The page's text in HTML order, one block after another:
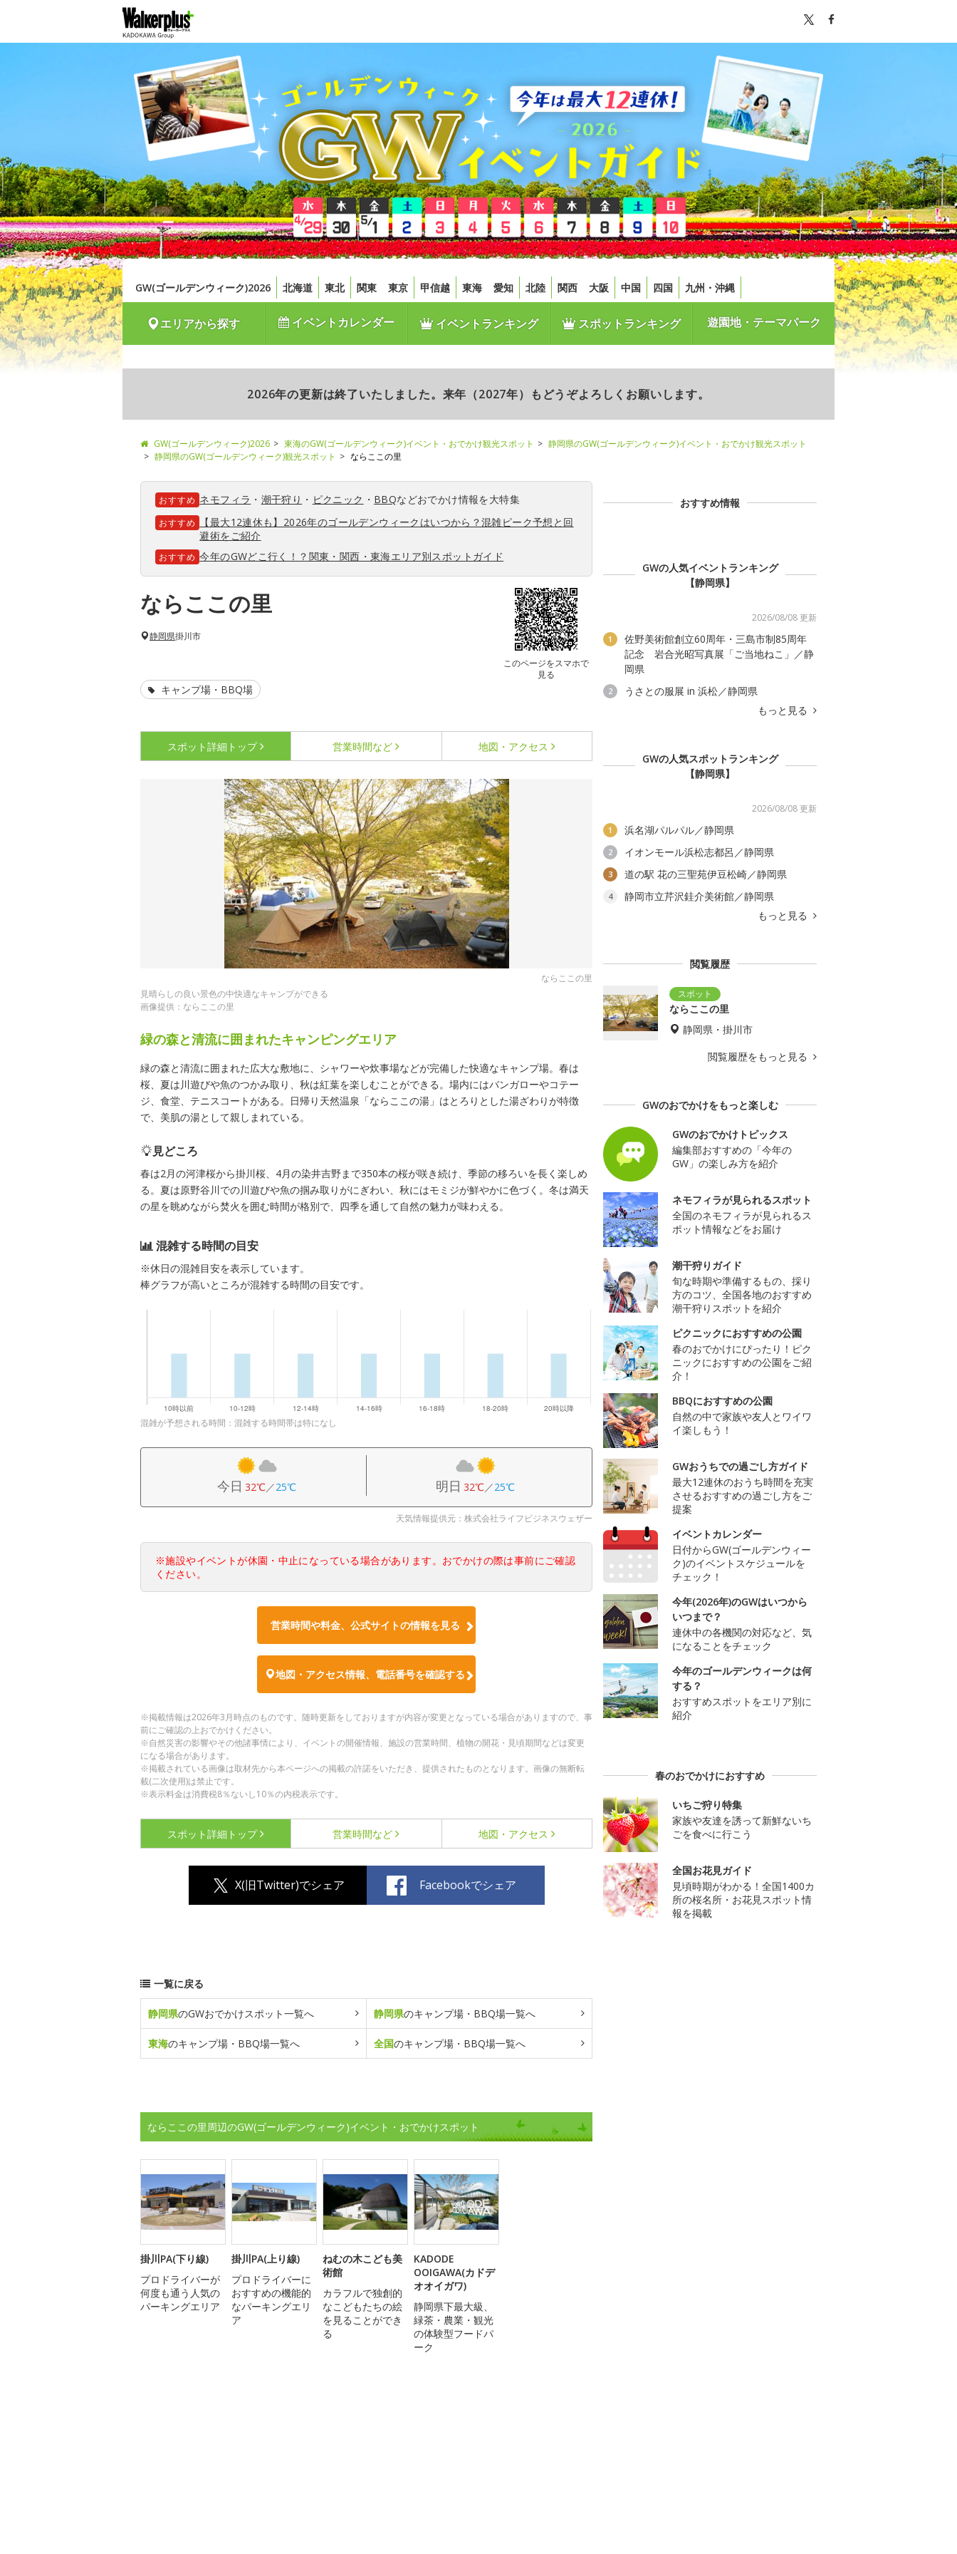
GW(ゴールデンウィーク)2026 北海道 東北 関東 東京 甲信越 東海 愛知 北陸 関西 大阪 中国 四国 九州・沖縄
エリアから探す イベントカレンダー イベントランキング スポットランキング 遊園地・テーマパーク
2026年の更新は終了いたしました。来年（2027年）もどうぞよろしくお願いします。
GW(ゴールデンウィーク)2026 東海のGW(ゴールデンウィーク)イベント・おでかけ観光スポット
静岡県のGW(ゴールデンウィーク)イベント・おでかけ観光スポット
静岡県のGW(ゴールデンウィーク)観光スポット
ならここの里
おすすめ ネモフィラ ・ 潮干狩り ・ ピクニック ・ BBQなどおでかけ情報を大特集
おすすめ
【最大12連休も】2026年のゴールデンウィークはいつから？混雑ピーク予想と回
避術をご紹介
おすすめ 今年のGWどこ行く！？関東・関西・東海エリア別スポットガイド
ならここの里
このページをスマホで
見る
静岡県掛川市
キャンプ場・BBQ場
スポット詳細 トップ 営業時間など 地図・アクセス
ならここの里
見晴らしの良い景色の中快適なキャンプができる
画像提供：ならここの里
緑の森と清流に囲まれたキャンピングエリア
緑の森と清流に囲まれた広大な敷地に、シャワーや炊事場などが完備した快適なキャンプ場。春は
桜、夏は川遊びや魚のつかみ取り、秋は紅葉を楽しむことができる。場内にはバンガローやコテー
ジ、食堂、テニスコートがある。日帰り天然温泉「ならここの湯」はとろりとした湯ざわりが特徴
で、美肌の湯として親しまれている。
見どころ
春は2月の河津桜から掛川桜、4月の染井吉野まで350本の桜が咲き続け、季節の移ろいを長く楽しめ
る。夏は原野谷川での川遊びや魚の掴み取りがにぎわい、秋にはモミジが鮮やかに色づく。冬は満天
の星を眺めながら焚火を囲む時間が格別で、四季を通して自然の魅力が味わえる。
混雑する時間の目安
※休日の混雑目安を表示しています。
棒グラフが高いところが混雑する時間の目安です。
混雑が予想される時間：混雑する時間帯は特になし
今日 32℃／25℃ 明日 32℃／25℃
天気情報提供元：株式会社ライフビジネスウェザー
※施設やイベントが休園・中止になっている場合があります。おでかけの際は事前にご確認
ください。
営業時間や料金、公式サイトの情報を見る
地図・アクセス情報、電話番号を確認する
※掲載情報は2026年3月時点のものです。随時更新をしておりますが内容が変更となっている場合がありますので、事
前にご確認の上おでかけください。
※自然災害の影響やその他諸事情により、イベントの開催情報、施設の営業時間、植物の開花・見頃期間などは変更
になる場合があります。
※掲載されている画像は取材先から本ページへの掲載の許諾をいただき、提供されたものとなります。画像の無断転
載(二次使用)は禁止です。
※表示料金は消費税8％ないし10％の内税表示です。
スポット詳細 トップ 営業時間など 地図・アクセス
X(旧Twitter)でシェア Facebookでシェア
一覧に戻る
静岡県のGWおでかけスポット一覧へ 静岡県のキャンプ場・BBQ場一覧へ
東海のキャンプ場・BBQ場一覧へ 全国のキャンプ場・BBQ場一覧へ
ならここの里周辺のGW(ゴールデンウィーク)イベント・おでかけスポット
掛川PA(下り線)
プロドライバーが
何度も通う人気の
パーキングエリア
掛川PA(上り線)
プロドライバーに
おすすめの機能的
なパーキングエリ
ア
ねむの木こども美
術館
カラフルで独創的
なこどもたちの絵
を見ることができ
る
KADODE
OOIGAWA(カドデ
オオイガワ)
静岡県下最大級、
緑茶・農業・観光
の体験型フードパ
ーク
おすすめ情報
GWの人気イベントランキング
【静岡県】
2026/08/08 更新
1
佐野美術館創立60周年・三島市制85周年
記念 岩合光昭写真展「ご当地ねこ」／静
岡県
2
うさとの服展 in 浜松／静岡県
もっと見る
GWの人気スポットランキング
【静岡県】
2026/08/08 更新
1 浜名湖パルパル／静岡県
2 イオンモール浜松志都呂／静岡県
3 道の駅 花の三聖苑伊豆松崎／静岡県
4
静岡市立芹沢銈介美術館／静岡県
もっと見る
閲覧履歴
ならここの里
静岡県・掛川市
閲覧履歴をもっと見る
GWのおでかけをもっと楽しむ
GWのおでかけトピックス
編集部おすすめの「今年の
GW」の楽しみ方を紹介
ネモフィラが見られるスポット
全国のネモフィラが見られるス
ポット情報などをお届け
潮干狩りガイド
旬な時期や準備するもの、採り
方のコツ、全国各地のおすすめ
潮干狩りスポットを紹介
ピクニックにおすすめの公園
春のおでかけにぴったり！ピク
ニックにおすすめの公園をご紹
介！
BBQにおすすめの公園
自然の中で家族や友人とワイワ
イ楽しもう！
GWおうちでの過ごし方ガイド
最大12連休のおうち時間を充実
させるおすすめの過ごし方をご
提案
イベントカレンダー
日付からGW(ゴールデンウィー
ク)のイベントスケジュールを
チェック！
今年(2026年)のGWはいつから
いつまで？
連休中の各機関の対応など、気
になることをチェック
今年のゴールデンウィークは何
する？
おすすめスポットをエリア別に
紹介
春のおでかけにおすすめ
いちご狩り特集
家族や友達を誘って新鮮ないち
ごを食べに行こう
全国お花見ガイド
見頃時期がわかる！全国1400カ
所の桜名所・お花見スポット情
報を掲載